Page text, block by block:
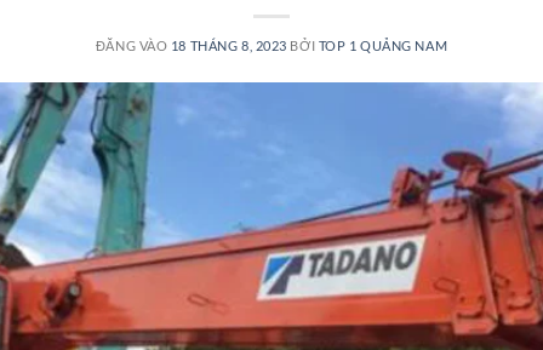
ĐĂNG VÀO 18 THÁNG 8, 2023 BỞI TOP 1 QUẢNG NAM